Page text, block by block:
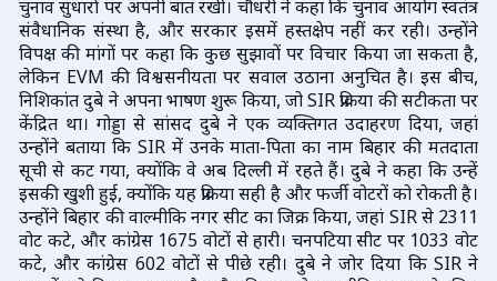
चुनाव सुधारों पर अपनी बात रखी। चौधरी ने कहा कि चुनाव आयोग स्वतंत्र
संवैधानिक संस्था है, और सरकार इसमें हस्तक्षेप नहीं कर रही। उन्होंने
विपक्ष की मांगों पर कहा कि कुछ सुझावों पर विचार किया जा सकता है,
लेकिन EVM की विश्वसनीयता पर सवाल उठाना अनुचित है। इस बीच,
निशिकांत दुबे ने अपना भाषण शुरू किया, जो SIR प्रक्रिया की सटीकता पर
केंद्रित था। गोड्डा से सांसद दुबे ने एक व्यक्तिगत उदाहरण दिया, जहां
उन्होंने बताया कि SIR में उनके माता-पिता का नाम बिहार की मतदाता
सूची से कट गया, क्योंकि वे अब दिल्ली में रहते हैं। दुबे ने कहा कि उन्हें
इसकी खुशी हुई, क्योंकि यह प्रक्रिया सही है और फर्जी वोटरों को रोकती है।
उन्होंने बिहार की वाल्मीकि नगर सीट का जिक्र किया, जहां SIR से 2311
वोट कटे, और कांग्रेस 1675 वोटों से हारी। चनपटिया सीट पर 1033 वोट
कटे, और कांग्रेस 602 वोटों से पीछे रही। दुबे ने जोर दिया कि SIR ने